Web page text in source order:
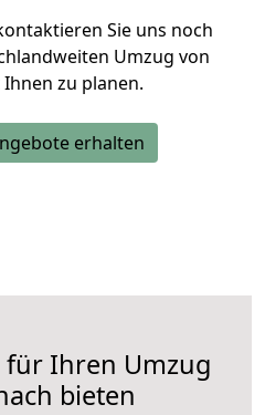
Sie uns noch
Umzug von
zu planen.
erhalten
Ihren Umzug
bieten